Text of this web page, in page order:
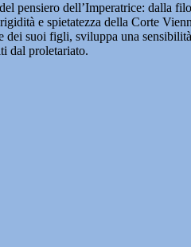
pensiero dell’Imperatrice: dalla
e spietatezza della Corte
suoi figli, sviluppa una
dal proletariato.